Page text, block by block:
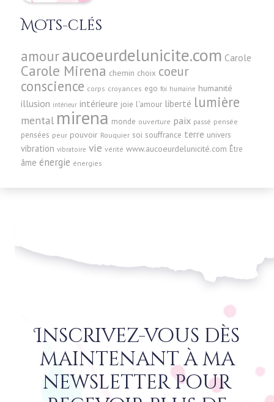
Mots-clés
amouraucoeurdelunicite.com Carole
Carole Mirena chemin choix coeur
conscience corps croyances ego foi humaine humanité
illusion intérieur intérieure joie l'amour liberté lumière
mental mirena monde ouverture paix passé pensée
pensées peur pouvoir Rouquier soi souffrance terre univers
vibration vibratoire vie vérité www.aucoeurdelunicité.com Être
âme énergie énergies
Inscrivez-vous dès
maintenant à ma
newsletter pour